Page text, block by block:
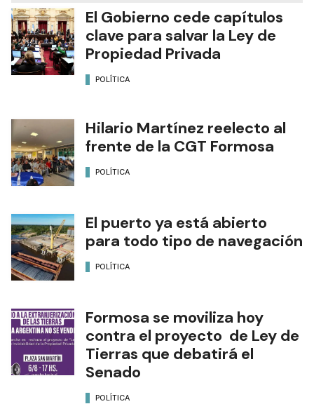
El Gobierno cede capítulos
clave para salvar la Ley de
Propiedad Privada
POLÍTICA
Hilario Martínez reelecto al
frente de la CGT Formosa
POLÍTICA
El puerto ya está abierto
para todo tipo de navegación
POLÍTICA
Formosa se moviliza hoy
contra el proyecto de Ley de
Tierras que debatirá el
Senado
POLÍTICA